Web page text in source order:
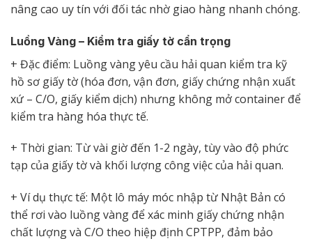
nâng cao uy tín với đối tác nhờ giao hàng nhanh chóng.
Luồng Vàng – Kiểm tra giấy tờ cẩn trọng
+ Đặc điểm: Luồng vàng yêu cầu hải quan kiểm tra kỹ
hồ sơ giấy tờ (hóa đơn, vận đơn, giấy chứng nhận xuất
xứ – C/O, giấy kiểm dịch) nhưng không mở container để
kiểm tra hàng hóa thực tế.
+ Thời gian: Từ vài giờ đến 1-2 ngày, tùy vào độ phức
tạp của giấy tờ và khối lượng công việc của hải quan.
+ Ví dụ thực tế: Một lô máy móc nhập từ Nhật Bản có
thể rơi vào luồng vàng để xác minh giấy chứng nhận
chất lượng và C/O theo hiệp định CPTPP, đảm bảo